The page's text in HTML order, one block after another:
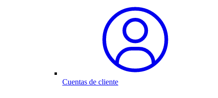
Cuentas de cliente